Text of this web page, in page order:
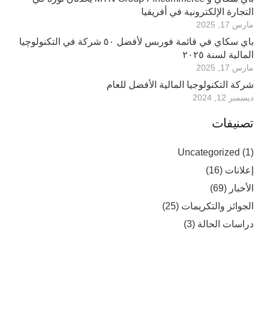
التجارة الإلكترونية في أفريقيا
مارس 17, 2025
باي سكاي في قائمة فوربس لأفضل ٥٠ شركة في التكنولوچيا
المالية لسنة ٢٠٢٥
مارس 17, 2025
شركة التكنولوجيا المالية الأفضل للعام
ديسمبر 12, 2024
تصنيفات
Uncategorized (1)
إعلانات (16)
الأخبار (69)
الجوائز والتكريمات (25)
دراسات الحالة (3)